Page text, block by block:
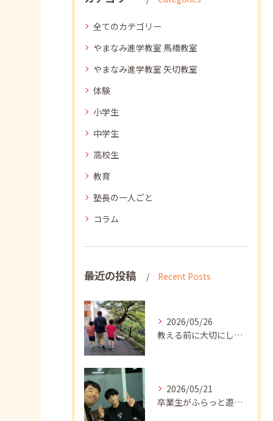
全てのカテゴリー
やまなみ進学教室 馬橋教室
やまなみ進学教室 矢切教室
体験
小学生
中学生
高校生
教育
塾長の一人ごと
コラム
最近の投稿 Recent Posts
2026/05/26
教える前に大切にしたいこと
2026/05/21
卒業生がふらっと遊びに来てくれました